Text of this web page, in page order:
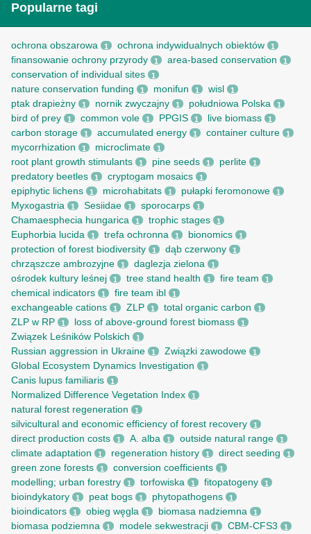
Popularne tagi
ochrona obszarowa 1 ochrona indywidualnych obiektów 1
finansowanie ochrony przyrody 1 area-based conservation 1
conservation of individual sites 1
nature conservation funding 1 monifun 1 wisl 1
ptak drapieżny 1 nornik zwyczajny 1 południowa Polska 1
bird of prey 1 common vole 1 PPGIS 1 live biomass 1
carbon storage 1 accumulated energy 1 container culture 1
mycorrhization 1 microclimate 1
root рlant growth stimulants 1 pine seeds 1 perlite 1
predatory beetles 1 cryptogam mosaics 1
epiphytic lichens 1 microhabitats 1 pułapki feromonowe 1
Myxogastria 1 Sesiidae 1 sporocarps 1
Chamaesphecia hungarica 1 trophic stages 1
Euphorbia lucida 1 trefa ochronna 1 bionomics 1
protection of forest biodiversity 1 dąb czerwony 1
chrząszcze ambrozyjne 1 daglezja zielona 1
ośrodek kultury leśnej 1 tree stand health 1 fire team 1
chemical indicators 1 fire team ibl 1
exchangeable cations 1 ZLP 1 total organic carbon 1
ZLP w RP 1 loss of above-ground forest biomass 1
Związek Leśników Polskich 1
Russian aggression in Ukraine 1 Związki zawodowe 1
Global Ecosystem Dynamics Investigation 1
Canis lupus familiaris 1
Normalized Difference Vegetation Index 1
natural forest regeneration 1
silvicultural and economic efficiency of forest recovery 1
direct production costs 1 A. alba 1 outside natural range 1
climate adaptation 1 regeneration history 1 direct seeding 1
green zone forests 1 conversion coefficients 1
modelling; urban forestry 1 torfowiska 1 fitopatogeny 1
bioindykatory 1 peat bogs 1 phytopathogens 1
bioindicators 1 obieg węgla 1 biomasa nadziemna 1
biomasa podziemna 1 modele sekwestracji 1 CBM-CFS3 1